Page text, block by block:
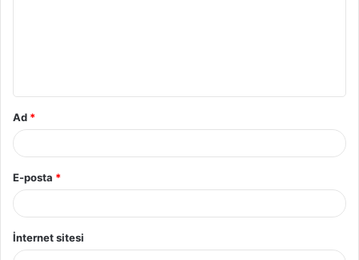
Ad *
E-posta *
İnternet sitesi